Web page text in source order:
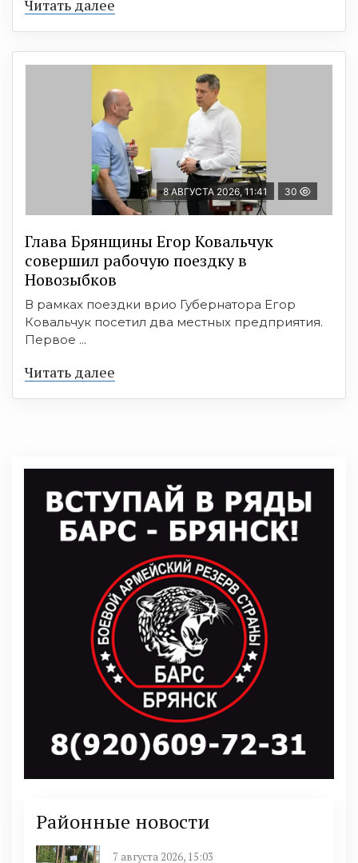
Читать далее
8 АВГУСТА 2026, 11:41 30
Глава Брянщины Егор Ковальчук
совершил рабочую поездку в
Новозыбков
В рамках поездки врио Губернатора Егор
Ковальчук посетил два местных предприятия.
Первое ...
Читать далее
Районные новости
7 августа 2026, 15:03